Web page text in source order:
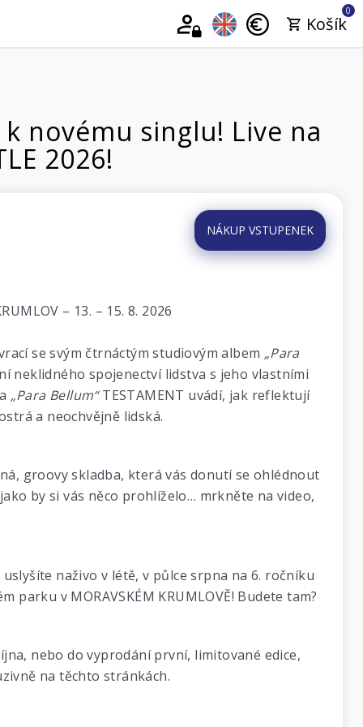
0
Košík
novému singlu! Live na
2026!
NÁKUP VSTUPENEK
– 13. – 15. 8. 2026
se svým čtrnáctým studiovým albem „Para
neklidného spojenectví lidstva s jeho vlastními
„Para Bellum“TESTAMENT uvádí, jak reflektují
a neochvějně lidská.
groovy skladba, která vás donutí se ohlédnout
by si vás něco prohlíželo… mrkněte na video,
naživo v létě, v půlce srpna na 6. ročníku
parku v MORAVSKÉM KRUMLOVĚ! Budete tam?
nebo do vyprodání první, limitované edice,
na těchto stránkách.